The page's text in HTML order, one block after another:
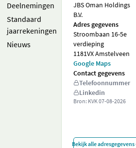
Deelnemingen
Standaard
jaarrekeningen
Nieuws
JBS Oman Holdings
B.V.
Adres gegevens
Stroombaan 16-5e
verdieping
1181VX Amstelveen
Google Maps
Contact gegevens
Telefoonnummer
Linkedin
Bron: KVK07-08-2026
Bekijk alle adresgegevens